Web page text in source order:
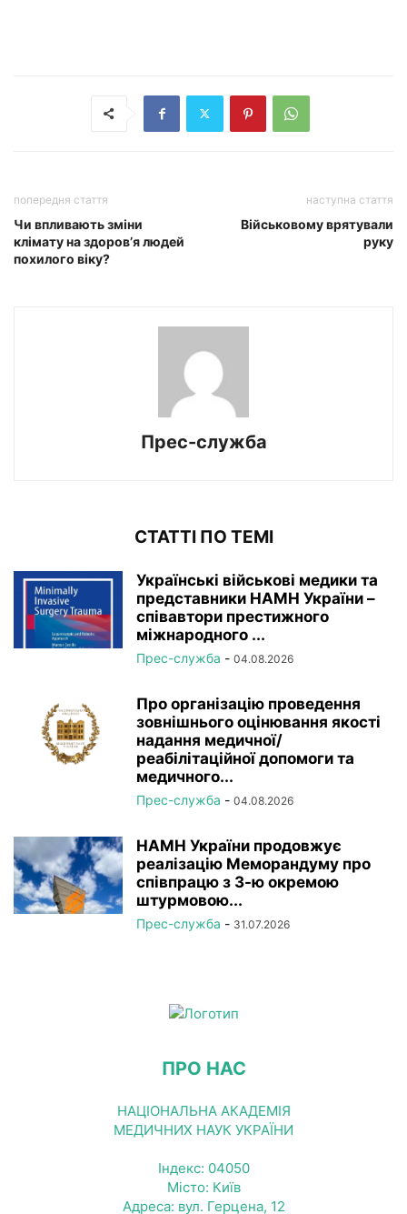
попередня стаття
Чи впливають зміни
клімату на здоров’я людей
похилого віку?
наступна стаття
Військовому врятували
руку
Прес-служба
СТАТТІ ПО ТЕМІ
Українські військові медики та
представники НАМН України –
співавтори престижного
міжнародного ...
Прес-служба - 04.08.2026
Про організацію проведення
зовнішнього оцінювання якості
надання медичної/
реабілітаційної допомоги та
медичного...
Прес-служба - 04.08.2026
НАМН України продовжує
реалізацію Меморандуму про
співпрацю з 3-ю окремою
штурмовою...
Прес-служба - 31.07.2026
ПРО НАС
НАЦІОНАЛЬНА АКАДЕМІЯ
МЕДИЧНИХ НАУК УКРАЇНИ
Індекс: 04050
Місто: Київ
Адреса: вул. Герцена, 12